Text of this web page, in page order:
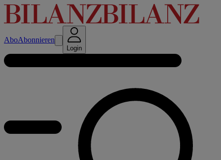
AboAbonnieren
Login